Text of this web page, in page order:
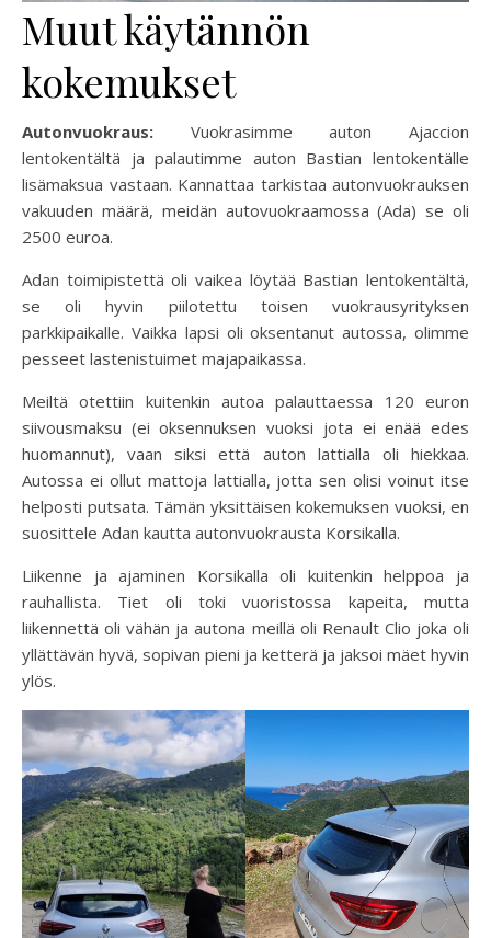
Muut käytännön
kokemukset
Autonvuokraus: Vuokrasimme auton Ajaccion
lentokentältä ja palautimme auton Bastian lentokentälle
lisämaksua vastaan. Kannattaa tarkistaa autonvuokrauksen
vakuuden määrä, meidän autovuokraamossa (Ada) se oli
2500 euroa.
Adan toimipistettä oli vaikea löytää Bastian lentokentältä,
se oli hyvin piilotettu toisen vuokrausyrityksen
parkkipaikalle. Vaikka lapsi oli oksentanut autossa, olimme
pesseet lastenistuimet majapaikassa.
Meiltä otettiin kuitenkin autoa palauttaessa 120 euron
siivousmaksu (ei oksennuksen vuoksi jota ei enää edes
huomannut), vaan siksi että auton lattialla oli hiekkaa.
Autossa ei ollut mattoja lattialla, jotta sen olisi voinut itse
helposti putsata. Tämän yksittäisen kokemuksen vuoksi, en
suosittele Adan kautta autonvuokrausta Korsikalla.
Liikenne ja ajaminen Korsikalla oli kuitenkin helppoa ja
rauhallista. Tiet oli toki vuoristossa kapeita, mutta
liikennettä oli vähän ja autona meillä oli Renault Clio joka oli
yllättävän hyvä, sopivan pieni ja ketterä ja jaksoi mäet hyvin
ylös.